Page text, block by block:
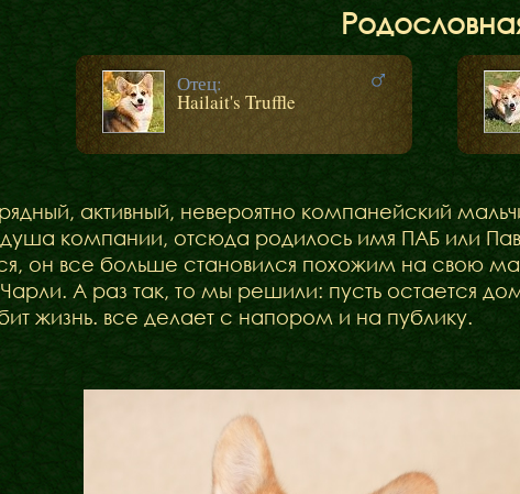
Отец:
Hailait's Truffle
активный, невероятно компанейский
компании, отсюда родилось имя ПАБ или
он все больше становился похожим на свою
А раз так, то мы решили: пусть остается
жизнь. все делает с напором и на публику.
Кавалери Ордену